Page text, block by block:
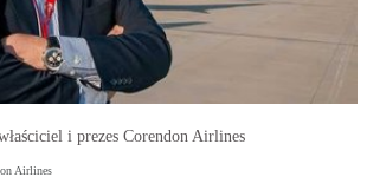
i prezes Corendon Airlines
Airlines